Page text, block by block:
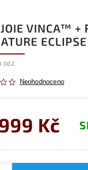
VINCA™ +
Neohodnoceno
Kč